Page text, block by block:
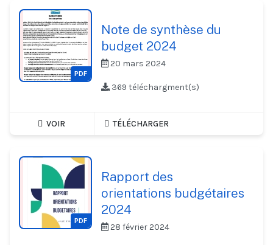
PDF
Note de synthèse du
budget 2024
20 mars 2024
369 téléchargment(s)
VOIR TÉLÉCHARGER
PDF
Rapport des
orientations budgétaires
2024
28 février 2024